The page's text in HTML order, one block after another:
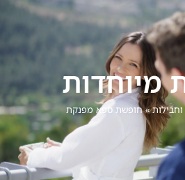
מיוחדות
»חופשת ספא מפנקת